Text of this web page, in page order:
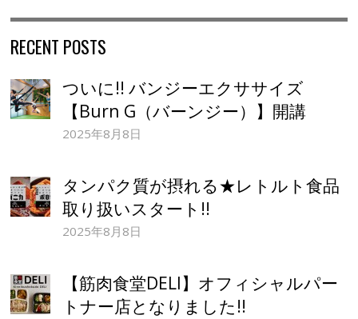
RECENT POSTS
ついに!! バンジーエクササイズ
【Burn G（バーンジー）】開講
2025年8月8日
タンパク質が摂れる★レトルト食品
取り扱いスタート!!
2025年8月8日
【筋肉食堂DELI】オフィシャルパー
トナー店となりました!!